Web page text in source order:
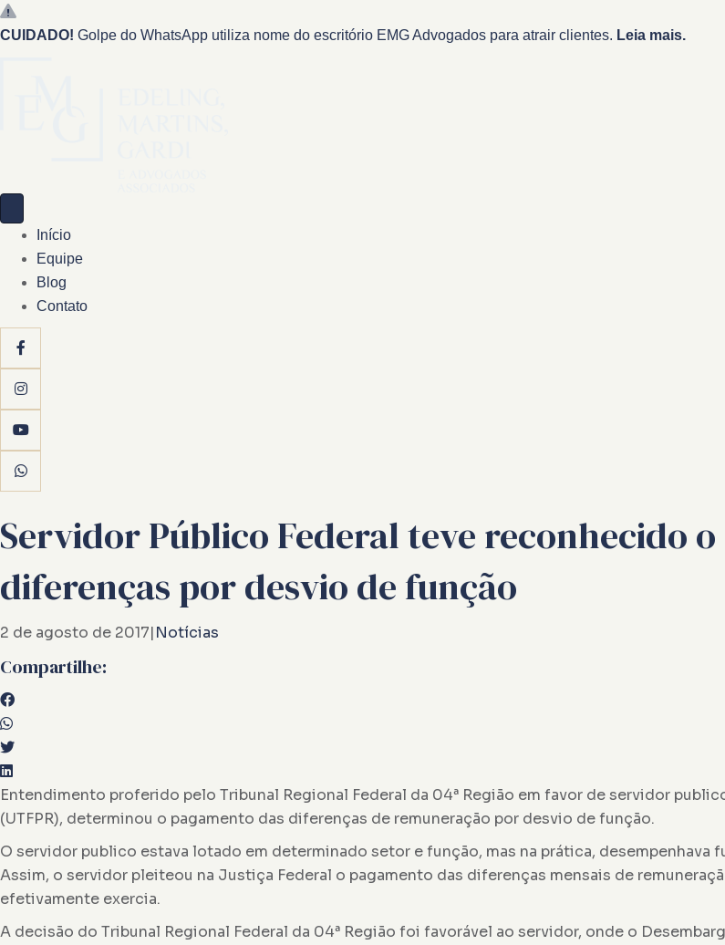
CUIDADO! Golpe do WhatsApp utiliza nome do escritório EMG Advogados para atrair clientes. Leia mais.
Início
Equipe
Blog
Contato
Servidor Público Federal teve reconhecido
diferenças por desvio de função
2 de agosto de 2017|Notícias
Compartilhe:
Entendimento proferido pelo Tribunal Regional Federal da 04ª Região em favor de servidor
(UTFPR), determinou o pagamento das diferenças de remuneração por desvio de função.
O servidor publico estava lotado em determinado setor e função, mas na prática,
Assim, o servidor pleiteou na Justiça Federal o pagamento das diferenças mensais de
efetivamente exercia.
A decisão do Tribunal Regional Federal da 04ª Região foi favorável ao servidor, onde o